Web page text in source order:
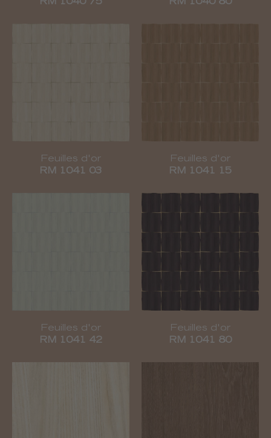
RM 1040 75
RM 1040 80
Feuilles d'or
RM 1041 03
Feuilles d'or
RM 1041 15
Feuilles d'or
RM 1041 42
Feuilles d'or
RM 1041 80